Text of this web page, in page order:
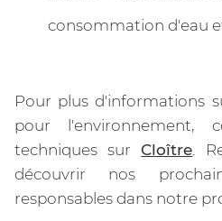
consommation d'eau
Pour plus d'informations
pour l'environnement,
techniques surCloître .
découvrir nos
responsables dans notre